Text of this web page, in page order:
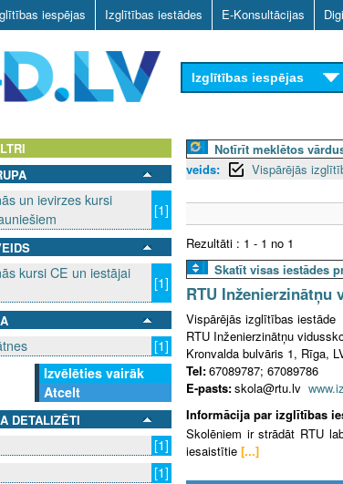
Skip
to
main
content
iespējas Izglītības iestādes E-Konsultācijas
Izglītības iespējas
un ievirzes kursi
[1]
kursi CE un iestājai
[1]
[1]
Izvēlēties vairāk
Atcelt
DETALIZĒTI
[1]
[1]
Notīrīt meklētos
veids:
Vispārējās
Rezultāti : 1 - 1 no 1
Skatīt visas iestādes
RTU Inženierzinātņu
Vispārējās izglītības iestāde
RTU Inženierzinātņu
Kronvalda bulvāris 1, Rīga,
Tel:67089787; 67089786
E-pasts:skola@rtu.lv
Informācija par izglītības
Skolēniem ir strādāt RTU
iesaistītie [...]